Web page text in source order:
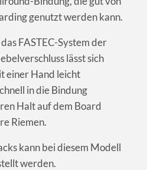
genutzt werden kann.
FASTEC-System der
lässt sich
einer Hand leicht
in die Bindung
Halt auf dem Board
Riemen.
kann bei diesem Modell
werden.